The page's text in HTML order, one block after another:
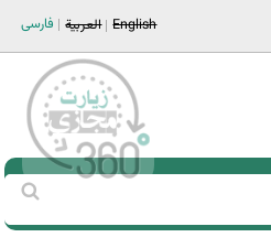
فارسی العربية English